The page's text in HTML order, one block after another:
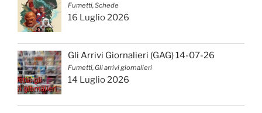
Fumetti, Schede
16 Luglio 2026
Gli Arrivi Giornalieri (GAG) 14-07-26
Fumetti, Gli arrivi giornalieri
14 Luglio 2026